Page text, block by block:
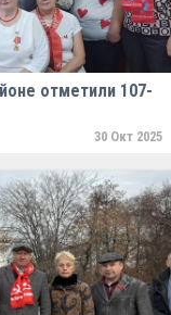
отметили 107-
30 Окт 2025